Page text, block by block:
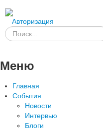
Авторизация
Меню
Главная
События
Новости
Интервью
Блоги